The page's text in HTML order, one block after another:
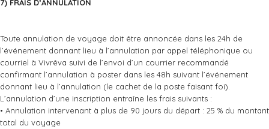
7) FRAIS D’ANNULATION
Toute annulation de voyage doit être annoncée dans les 24h de
l’événement donnant lieu à l’annulation par appel téléphonique ou
courriel à Vivrêva suivi de l’envoi d’un courrier recommandé
confirmant l’annulation à poster dans les 48h suivant l’événement
donnant lieu à l’annulation (le cachet de la poste faisant foi).
L’annulation d’une inscription entraîne les frais suivants :
• Annulation intervenant à plus de 90 jours du départ : 25 % du montant
total du voyage